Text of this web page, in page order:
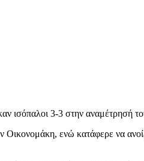
ισόπαλοι 3-3 στην αναμέτρησή
Οικονομάκη, ενώ κατάφερε να